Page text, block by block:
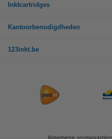
Inktcartridges
Kantoorbenodigdheden
123inkt.be